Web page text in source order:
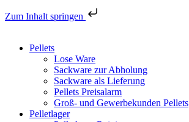
Zum Inhalt springen
Pellets
Lose Ware
Sackware zur Abholung
Sackware als Lieferung
Pellets Preisalarm
Groß- und Gewerbekunden Pellets
Pelletlager